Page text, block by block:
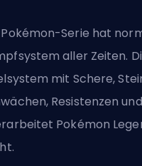
Serie hat
aller Zeiten.
mit Schere,
Resistenzen
Pokémon